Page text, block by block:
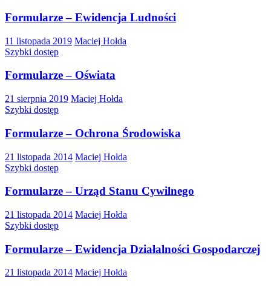
Formularze – Ewidencja Ludności
11 listopada 2019 Maciej Hołda
Szybki dostęp
Formularze – Oświata
21 sierpnia 2019 Maciej Hołda
Szybki dostęp
Formularze – Ochrona Środowiska
21 listopada 2014 Maciej Hołda
Szybki dostęp
Formularze – Urząd Stanu Cywilnego
21 listopada 2014 Maciej Hołda
Szybki dostęp
Formularze – Ewidencja Działalności Gospodarczej
21 listopada 2014 Maciej Hołda